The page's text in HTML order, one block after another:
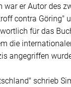
war er Autor des
contra Göring"
für das
die
angegriffen
schrieb